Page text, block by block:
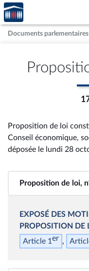
Aller au contenu
Aller en bas de la page
Accèder
à la
page
d'accueil
Documents parlementaires
Proposition de loi
Conseil économique,
déposée le lundi 28
Proposition de loi,
EXPOSÉ DES
PROPOSITION DE
Article 1er